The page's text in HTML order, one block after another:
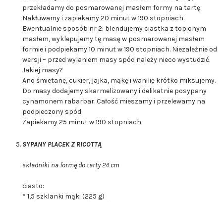
przekładamy do posmarowanej masłem formy na tartę.
Nakłuwamy i zapiekamy 20 minut w 190 stopniach.
Ewentualnie sposób nr 2: blendujemy ciastka z topionym
masłem, wyklepujemy tę masę w posmarowanej masłem
formie i podpiekamy 10 minut w 190 stopniach. Niezależnie od
wersji – przed wylaniem masy spód należy nieco wystudzić.
Jakiej masy?
Ano śmietanę, cukier, jajka, mąkę i wanilię krótko miksujemy.
Do masy dodajemy skarmelizowany i delikatnie posypany
cynamonem rabarbar. Całość mieszamy i przelewamy na
podpieczony spód.
Zapiekamy 25 minut w 190 stopniach.
SYPANY PLACEK Z RICOTTĄ
składniki na formę do tarty 24 cm
ciasto:
* 1,5 szklanki mąki (225 g)